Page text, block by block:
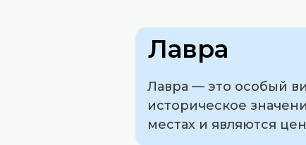
Лавра
Лавра — это особый
историческое
местах и являются